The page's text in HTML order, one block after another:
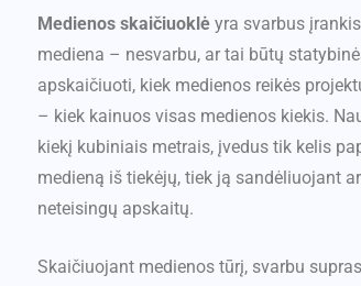
Medienos skaičiuoklė yra svarbus
mediena – nesvarbu, ar tai būtų
apskaičiuoti, kiek medienos reikės
– kiek kainuos visas medienos kiekis.
kiekį kubiniais metrais, įvedus tik kelis
medieną iš tiekėjų, tiek ją sandėliuojant
neteisingų apskaitų.
Skaičiuojant medienos tūrį, svarbu